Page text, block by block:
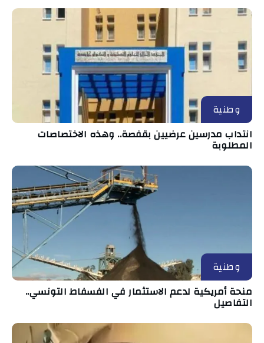
وطنية
انتداب مدرسين عرضيين بقفصة.. وهذه الاختصاصات
المطلوبة
وطنية
منحة أمريكية لدعم الاستثمار في الفسفاط التونسي..
التفاصيل